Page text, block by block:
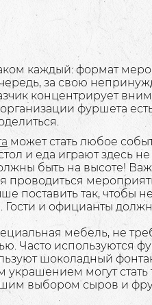
каждый: формат
за свою
концентрирует
фуршета
может стать любое
и еда играют здесь
быть на высоте!
проводиться
поставить так, чтобы
Гости и официанты
мебель, не
Часто используются
шоколадный
могут стать
выбором сыров и